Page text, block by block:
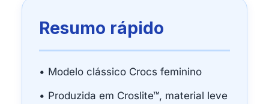
Resumo rápido
• Modelo clássico Crocs feminino
• Produzida em Croslite™, material leve